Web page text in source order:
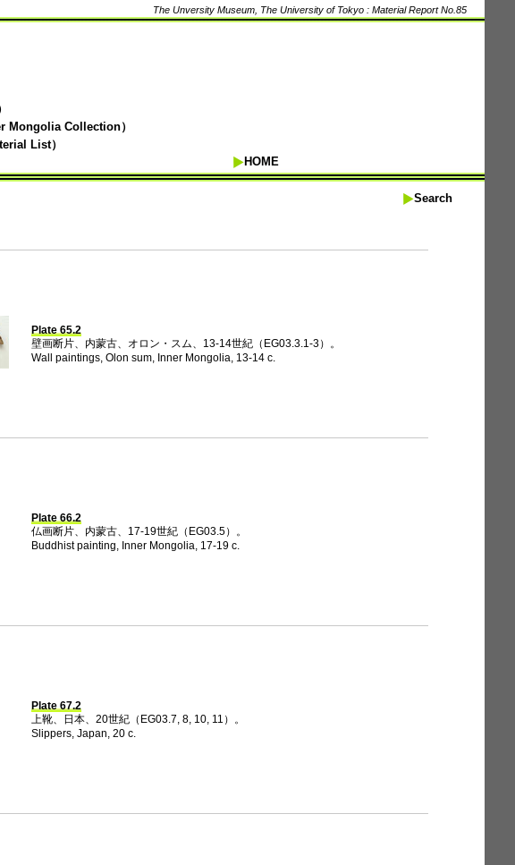
The Unversity Museum, The University of Tokyo : Material Report No.85
Mongolia Collection）
List）
HOME
Search
Plate 65.2
壁画断片、内蒙古、オロン・スム、13-14世紀（EG03.3.1-3）。
Wall paintings, Olon sum, Inner Mongolia, 13-14 c.
Plate 66.2
仏画断片、内蒙古、17-19世紀（EG03.5）。
Buddhist painting, Inner Mongolia, 17-19 c.
Plate 67.2
上靴、日本、20世紀（EG03.7, 8, 10, 11）。
Slippers, Japan, 20 c.